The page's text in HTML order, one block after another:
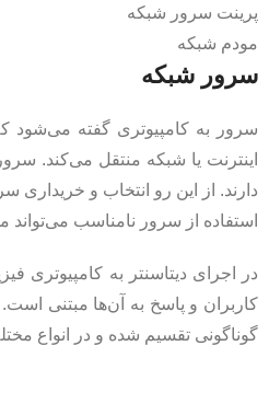
پرینت سرور شبکه
مودم شبکه
سرور شبکه
سرور به کامپیوتری گفته می‌شود
اینترنت یا شبکه منتقل می‌کند.
دارند. از این رو انتخاب و خریداری
استفاده از سرور نامناسب
در اجرای دیتاسنتر به
کاربران و پاسخ به آن‌ها مبتنی
گوناگونی تقسیم شده و در انواع